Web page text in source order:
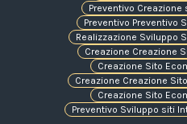
Preventivo Creazione
Preventivo Preventivo
Realizzazione Sviluppo
Creazione Creazione
Creazione Sito
Creazione Creazione
Creazione Sito
Preventivo Sviluppo siti